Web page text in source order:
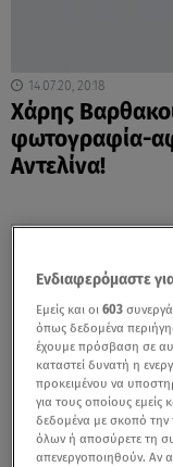
14.07.20, 20:18
Χάρης
φωτογραφία-
Αντελίνα!
Ενδιαφερόμαστε
Εμείς και οι603
όπως δεδομένα
έχουμε πρόσβαση σε
καταστεί δυνατή η
προκειμένου να
για τους οποίους εμείς
δεδομένα με σκοπό
όλων ή αποσύρετε τη
απενεργοποιηθούν. Αν